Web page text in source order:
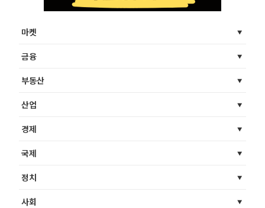
마켓
금융
부동산
산업
경제
국제
정치
사회